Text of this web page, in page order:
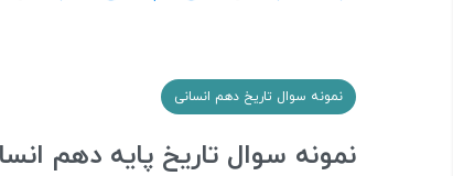
نمونه سوال تاریخ دهم انسانی
نمونه سوال تاریخ پایه دهم